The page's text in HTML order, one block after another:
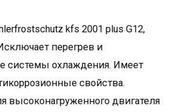
kfs 2001 plus G12,
перегрев и
системы охлаждения. Имеет
свойства.
высоконагруженного двигателя